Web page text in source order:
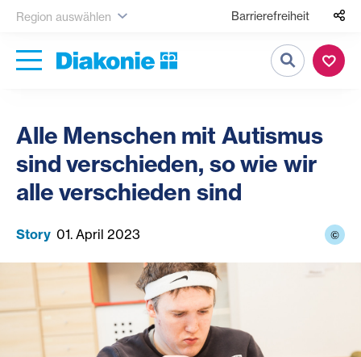
Region auswählen Barrierefreiheit
Suche
Alle Menschen mit Autismus
sind verschieden, so wie wir
alle verschieden sind
Story 01. April 2023 ©